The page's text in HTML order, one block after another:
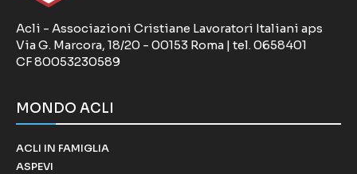
Acli - Associazioni Cristiane Lavoratori Italiani aps
Via G. Marcora, 18/20 - 00153 Roma | tel. 0658401
CF 80053230589
MONDO ACLI
ACLI IN FAMIGLIA
ASPEVI